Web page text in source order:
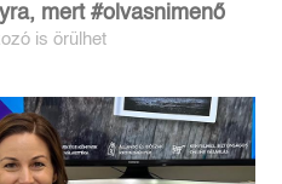
mert #olvasnimenő
is örülhet